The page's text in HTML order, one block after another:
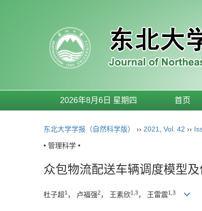
2026年8月6日 星期四 首页
东北大学学报（自然科学版） ›› 2021 Vol. 42 ››
• 管理科学 •
众包物流配送车辆调度模型及
杜子超1 ， 卢福强2， 王素欣1,3， 王雷震1,3